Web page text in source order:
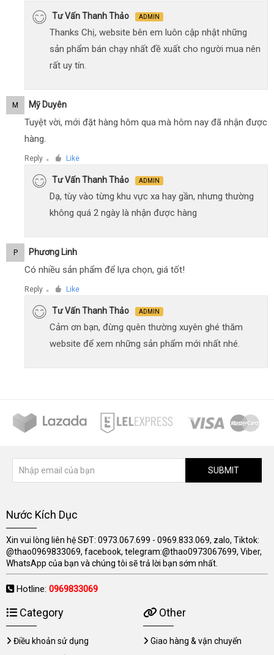
Tư Vấn Thanh Thảo ADMIN
Thanks Chị, website bên em luôn cập nhật những
sản phẩm bán chạy nhất đề xuất cho người mua nên
rất uy tín.
M Mỹ Duyên
Tuyệt vời, mới đặt hàng hôm qua mà hôm nay đã nhận được
hàng.
Reply ● Like
Tư Vấn Thanh Thảo ADMIN
Dạ, tùy vào từng khu vực xa hay gần, nhưng thường
không quá 2 ngày là nhận được hàng
P Phương Linh
Có nhiều sản phẩm để lựa chọn, giá tốt!
Reply ● Like
Tư Vấn Thanh Thảo ADMIN
Cảm ơn bạn, đừng quên thường xuyên ghé thăm
website để xem những sản phẩm mới nhất nhé.
SUBMIT
Nước Kích Dục
Xin vui lòng liên hệ SĐT: 0973.067.699 - 0969.833.069, zalo, Tiktok:
@thao0969833069, facebook, telegram:@thao0973067699, Viber,
WhatsApp của bạn và chúng tôi sẽ trả lời bạn sớm nhất.
Hotline: 0969833069
Category
Điều khoản sử dụng
Other
Giao hàng & vận chuyển